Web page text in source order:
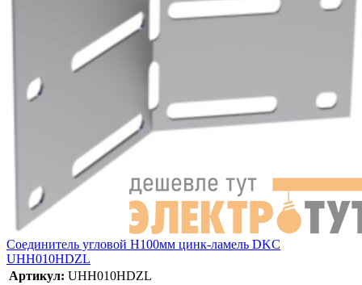
Соединитель угловой H100мм цинк-ламель DKC
UHH010HDZL
Артикул: UHH010HDZL